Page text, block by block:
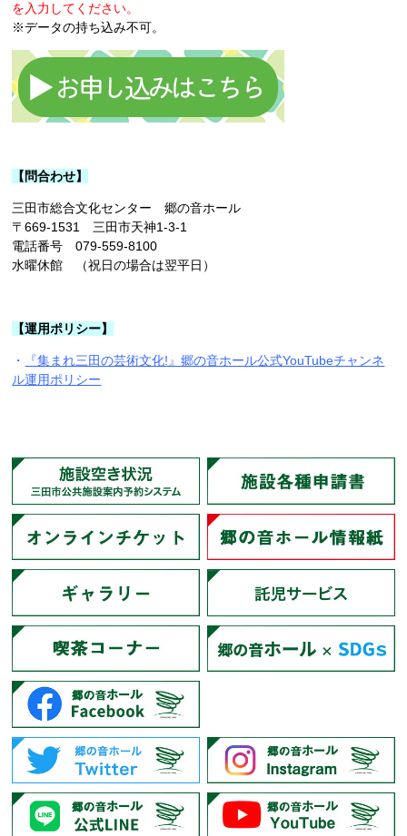
を入力してください。
※データの持ち込み不可。
【問合わせ】
三田市総合文化センター 郷の音ホール
〒669-1531 三田市天神1-3-1
電話番号 079-559-8100
水曜休館 （祝日の場合は翌平日）
【運用ポリシー】
・
『集まれ三田の芸術文化!』郷の音ホール公式YouTubeチャンネ
ル運用ポリシー